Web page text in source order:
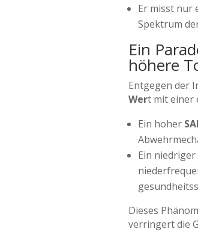
Er misst nur
Spektrum
Ein
höhere
Entgegen der
Wert mit einer
Ein hoher
Ein niedriger
Dieses
verringert die